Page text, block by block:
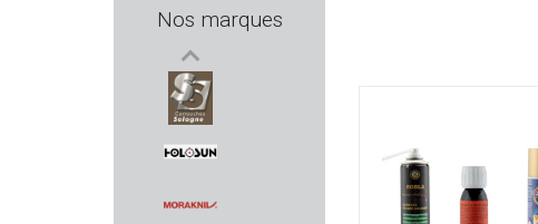
Nos marques
PREDATOR
SOLOGNE
HOLOSUN